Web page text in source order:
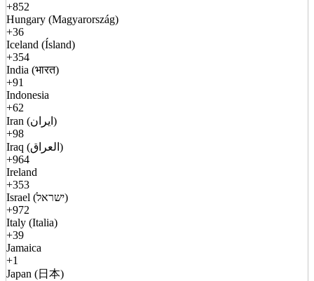
+852
Hungary (Magyarország)
+36
Iceland (Ísland)
+354
India (भारत)
+91
Indonesia
+62
Iran (ایران)
+98
Iraq (العراق)
+964
Ireland
+353
Israel (ישראל)
+972
Italy (Italia)
+39
Jamaica
+1
Japan (日本)